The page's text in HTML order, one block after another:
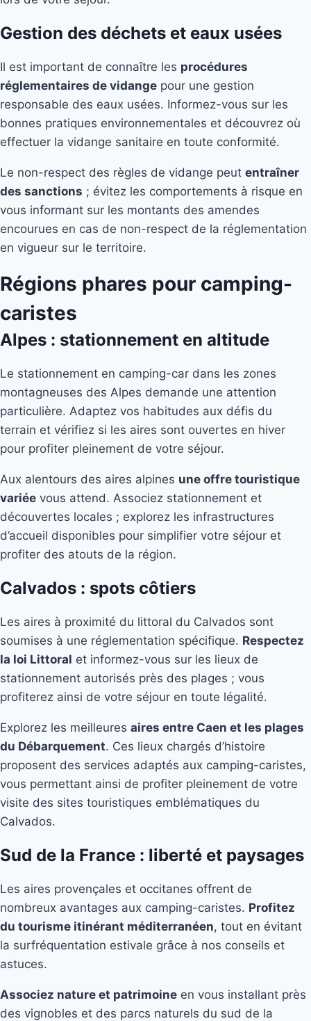
Gestion des déchets et eaux usées
Il est important de connaître les procédures
réglementaires de vidange pour une gestion
responsable des eaux usées. Informez-vous sur les
bonnes pratiques environnementales et découvrez où
effectuer la vidange sanitaire en toute conformité.
Le non-respect des règles de vidange peut entraîner
des sanctions ; évitez les comportements à risque en
vous informant sur les montants des amendes
encourues en cas de non-respect de la réglementation
en vigueur sur le territoire.
Régions phares pour camping-
caristes
Alpes : stationnement en altitude
Le stationnement en camping-car dans les zones
montagneuses des Alpes demande une attention
particulière. Adaptez vos habitudes aux défis du
terrain et vérifiez si les aires sont ouvertes en hiver
pour profiter pleinement de votre séjour.
Aux alentours des aires alpines une offre touristique
variée vous attend. Associez stationnement et
découvertes locales ; explorez les infrastructures
d’accueil disponibles pour simplifier votre séjour et
profiter des atouts de la région.
Calvados : spots côtiers
Les aires à proximité du littoral du Calvados sont
soumises à une réglementation spécifique. Respectez
la loi Littoral et informez-vous sur les lieux de
stationnement autorisés près des plages ; vous
profiterez ainsi de votre séjour en toute légalité.
Explorez les meilleures aires entre Caen et les plages
du Débarquement. Ces lieux chargés d’histoire
proposent des services adaptés aux camping-caristes,
vous permettant ainsi de profiter pleinement de votre
visite des sites touristiques emblématiques du
Calvados.
Sud de la France : liberté et paysages
Les aires provençales et occitanes offrent de
nombreux avantages aux camping-caristes. Profitez
du tourisme itinérant méditerranéen, tout en évitant
la surfréquentation estivale grâce à nos conseils et
astuces.
Associez nature et patrimoine en vous installant près
des vignobles et des parcs naturels du sud de la